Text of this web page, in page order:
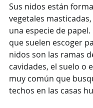
Sus nidos están
vegetales
una especie de papel.
que suelen escoger
nidos son las ramas
cavidades, el suelo o
muy común que
techos en las casas